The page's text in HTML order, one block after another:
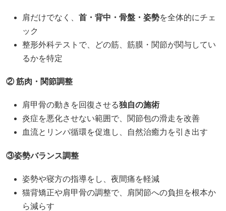
肩だけでなく、 首・背中・骨盤・姿勢を全体的にチェ
ック
整形外科テストで、どの筋、筋膜・関節が関与してい
るかを特定
② 筋肉・関節調整
肩甲骨の動きを回復させる独自の施術
炎症を悪化させない範囲で、関節包の滑走を改善
血流とリンパ循環を促進し、自然治癒力を引き出す
③姿勢バランス調整
姿勢や寝方の指導をし、夜間痛を軽減
猫背矯正や肩甲骨の調整で、肩関節への負担を根本か
ら減らす